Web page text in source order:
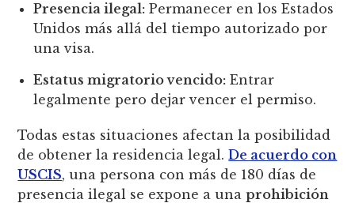
Presencia ilegal: Permanecer en los Estados
Unidos más allá del tiempo autorizado por
una visa.
Estatus migratorio vencido: Entrar
legalmente pero dejar vencer el permiso.
Todas estas situaciones afectan la posibilidad
de obtener la residencia legal.De acuerdo con
USCIS, una persona con más de 180 días de
presencia ilegal se expone a unaprohibición